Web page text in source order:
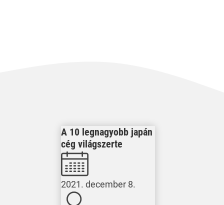
A 10 legnagyobb japán
cég világszerte
2021. december 8.